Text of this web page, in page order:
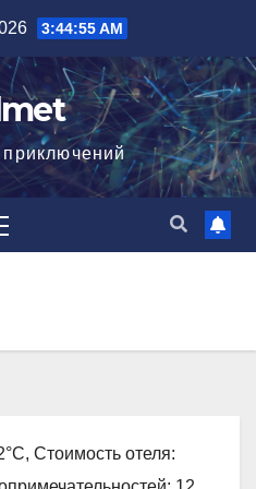
3:44:56 AM
Стоимость отеля: